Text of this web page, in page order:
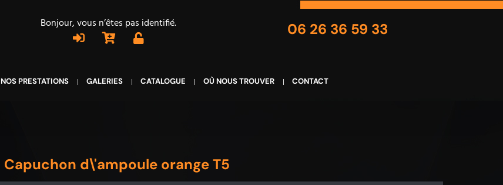
Bonjour, vous n’êtes pas identifié. 06 26 36 59 33
NOS PRESTATIONS GALERIES CATALOGUE OÙ NOUS TROUVER CONTACT
Capuchon d\'ampoule orange T5